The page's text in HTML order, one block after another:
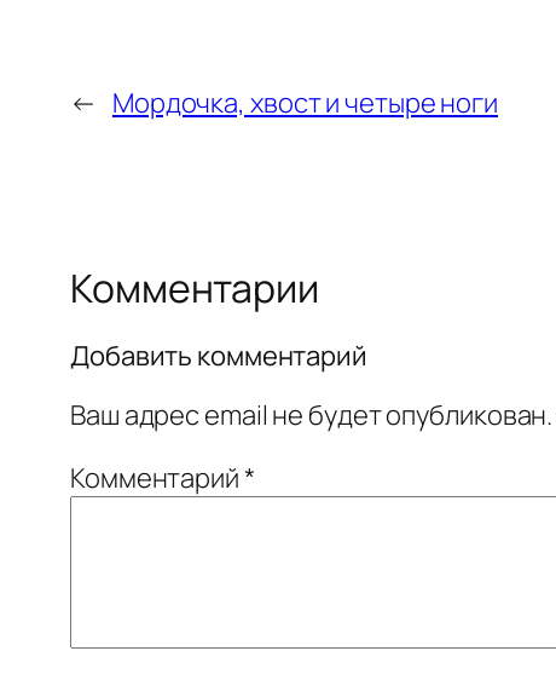
← Мордочка, хвост и четыре ноги
Комментарии
Добавить комментарий
Ваш адрес email не будет опубликован.
Комментарий*